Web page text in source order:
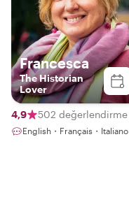
Francesca
The Historian
Lover
4,9 502 değerlendirme
English・Français・Italiano